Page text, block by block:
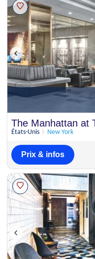
The Manhattan at
États-Unis New York
Prix & infos